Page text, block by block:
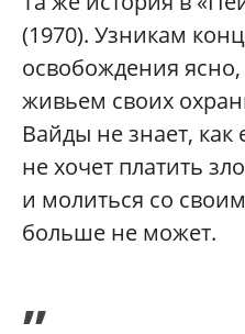
(1970). Узникам
освобождения ясно,
живьем своих
Вайды не знает,
не хочет платить
и молиться со
больше не может.
„